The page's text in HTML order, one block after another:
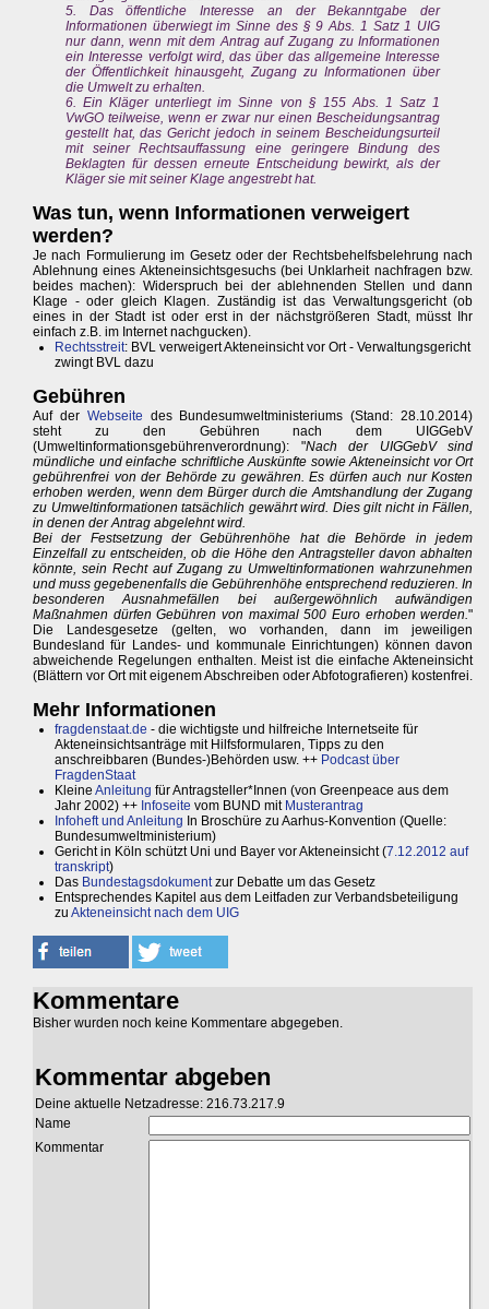
5. Das öffentliche Interesse an der Bekanntgabe der
Informationen überwiegt im Sinne des § 9 Abs. 1 Satz 1 UIG
nur dann, wenn mit dem Antrag auf Zugang zu Informationen
ein Interesse verfolgt wird, das über das allgemeine Interesse
der Öffentlichkeit hinausgeht, Zugang zu Informationen über
die Umwelt zu erhalten.
6. Ein Kläger unterliegt im Sinne von § 155 Abs. 1 Satz 1
VwGO teilweise, wenn er zwar nur einen Bescheidungsantrag
gestellt hat, das Gericht jedoch in seinem Bescheidungsurteil
mit seiner Rechtsauffassung eine geringere Bindung des
Beklagten für dessen erneute Entscheidung bewirkt, als der
Kläger sie mit seiner Klage angestrebt hat.
Was tun, wenn Informationen verweigert
werden?
Je nach Formulierung im Gesetz oder der Rechtsbehelfsbelehrung nach
Ablehnung eines Akteneinsichtsgesuchs (bei Unklarheit nachfragen bzw.
beides machen): Widerspruch bei der ablehnenden Stellen und dann
Klage - oder gleich Klagen. Zuständig ist das Verwaltungsgericht (ob
eines in der Stadt ist oder erst in der nächstgrößeren Stadt, müsst Ihr
einfach z.B. im Internet nachgucken).
Rechtsstreit: BVL verweigert Akteneinsicht vor Ort - Verwaltungsgericht
zwingt BVL dazu
Gebühren
Auf der Webseite des Bundesumweltministeriums (Stand: 28.10.2014)
steht zu den Gebühren nach dem UIGGebV
(Umweltinformationsgebührenverordnung): "Nach der UIGGebV sind
mündliche und einfache schriftliche Auskünfte sowie Akteneinsicht vor Ort
gebührenfrei von der Behörde zu gewähren. Es dürfen auch nur Kosten
erhoben werden, wenn dem Bürger durch die Amtshandlung der Zugang
zu Umweltinformationen tatsächlich gewährt wird. Dies gilt nicht in Fällen,
in denen der Antrag abgelehnt wird.
Bei der Festsetzung der Gebührenhöhe hat die Behörde in jedem
Einzelfall zu entscheiden, ob die Höhe den Antragsteller davon abhalten
könnte, sein Recht auf Zugang zu Umweltinformationen wahrzunehmen
und muss gegebenenfalls die Gebührenhöhe entsprechend reduzieren. In
besonderen Ausnahmefällen bei außergewöhnlich aufwändigen
Maßnahmen dürfen Gebühren von maximal 500 Euro erhoben werden."
Die Landesgesetze (gelten, wo vorhanden, dann im jeweiligen
Bundesland für Landes- und kommunale Einrichtungen) können davon
abweichende Regelungen enthalten. Meist ist die einfache Akteneinsicht
(Blättern vor Ort mit eigenem Abschreiben oder Abfotografieren) kostenfrei.
Mehr Informationen
fragdenstaat.de - die wichtigste und hilfreiche Internetseite für
Akteneinsichtsanträge mit Hilfsformularen, Tipps zu den
anschreibbaren (Bundes-)Behörden usw. ++ Podcast über
FragdenStaat
Kleine Anleitung für Antragsteller*Innen (von Greenpeace aus dem
Jahr 2002) ++ Infoseite vom BUND mit Musterantrag
Infoheft und Anleitung In Broschüre zu Aarhus-Konvention (Quelle:
Bundesumweltministerium)
Gericht in Köln schützt Uni und Bayer vor Akteneinsicht (7.12.2012 auf
transkript)
Das Bundestagsdokumentzur Debatte um das Gesetz
Entsprechendes Kapitel aus dem Leitfaden zur Verbandsbeteiligung
zu Akteneinsicht nach dem UIG
Kommentare
Bisher wurden noch keine Kommentare abgegeben.
Kommentar abgeben
Deine aktuelle Netzadresse: 216.73.217.9
Name
Kommentar